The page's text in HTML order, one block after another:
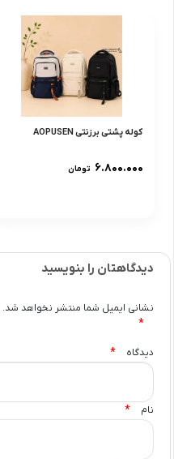
کوله پشتی برزنتی AOPUSEN
۶.۸۰۰.۰۰۰ تومان
دیدگاهتان را بنویسید
نشانی ایمیل شما منتشر نخواهد شد.
*
دیدگاه *
نام *